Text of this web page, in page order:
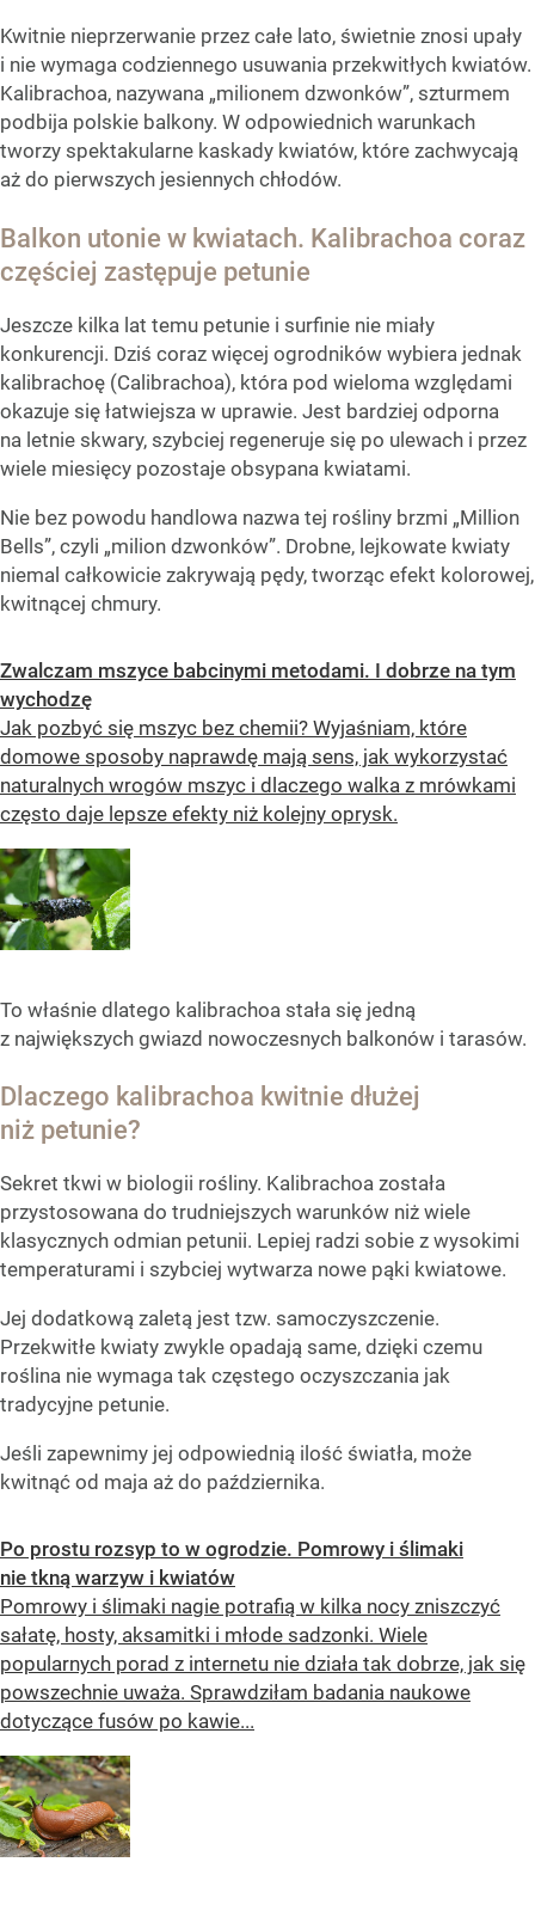
Kwitnie nieprzerwanie przez całe lato, świetnie znosi upały
i nie wymaga codziennego usuwania przekwitłych kwiatów.
Kalibrachoa, nazywana „milionem dzwonków”, szturmem
podbija polskie balkony. W odpowiednich warunkach
tworzy spektakularne kaskady kwiatów, które zachwycają
aż do pierwszych jesiennych chłodów.
Balkon utonie w kwiatach. Kalibrachoa coraz
częściej zastępuje petunie
Jeszcze kilka lat temu petunie i surfinie nie miały
konkurencji. Dziś coraz więcej ogrodników wybiera jednak
kalibrachoę (Calibrachoa), która pod wieloma względami
okazuje się łatwiejsza w uprawie. Jest bardziej odporna
na letnie skwary, szybciej regeneruje się po ulewach i przez
wiele miesięcy pozostaje obsypana kwiatami.
Nie bez powodu handlowa nazwa tej rośliny brzmi „Million
Bells”, czyli „milion dzwonków”. Drobne, lejkowate kwiaty
niemal całkowicie zakrywają pędy, tworząc efekt kolorowej,
kwitnącej chmury.
Zwalczam mszyce babcinymi metodami. I dobrze na tym
wychodzę
Jak pozbyć się mszyc bez chemii? Wyjaśniam, które
domowe sposoby naprawdę mają sens, jak wykorzystać
naturalnych wrogów mszyc i dlaczego walka z mrówkami
często daje lepsze efekty niż kolejny oprysk.
To właśnie dlatego kalibrachoa stała się jedną
z największych gwiazd nowoczesnych balkonów i tarasów.
Dlaczego kalibrachoa kwitnie dłużej
niż petunie?
Sekret tkwi w biologii rośliny. Kalibrachoa została
przystosowana do trudniejszych warunków niż wiele
klasycznych odmian petunii. Lepiej radzi sobie z wysokimi
temperaturami i szybciej wytwarza nowe pąki kwiatowe.
Jej dodatkową zaletą jest tzw. samoczyszczenie.
Przekwitłe kwiaty zwykle opadają same, dzięki czemu
roślina nie wymaga tak częstego oczyszczania jak
tradycyjne petunie.
Jeśli zapewnimy jej odpowiednią ilość światła, może
kwitnąć od maja aż do października.
Po prostu rozsyp to w ogrodzie. Pomrowy i ślimaki
nie tkną warzyw i kwiatów
Pomrowy i ślimaki nagie potrafią w kilka nocy zniszczyć
sałatę, hosty, aksamitki i młode sadzonki. Wiele
popularnych porad z internetu nie działa tak dobrze, jak się
powszechnie uważa. Sprawdziłam badania naukowe
dotyczące fusów po kawie...